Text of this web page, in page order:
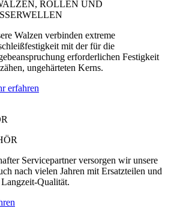
Walzen verbinden extreme
mit der für die
erforderlichen Festigkeit
ungehärteten Kerns.
erfahren
Servicepartner versorgen wir unsere
nach vielen Jahren mit Ersatzteilen und
Qualität.